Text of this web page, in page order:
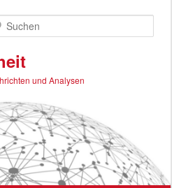
und Analysen